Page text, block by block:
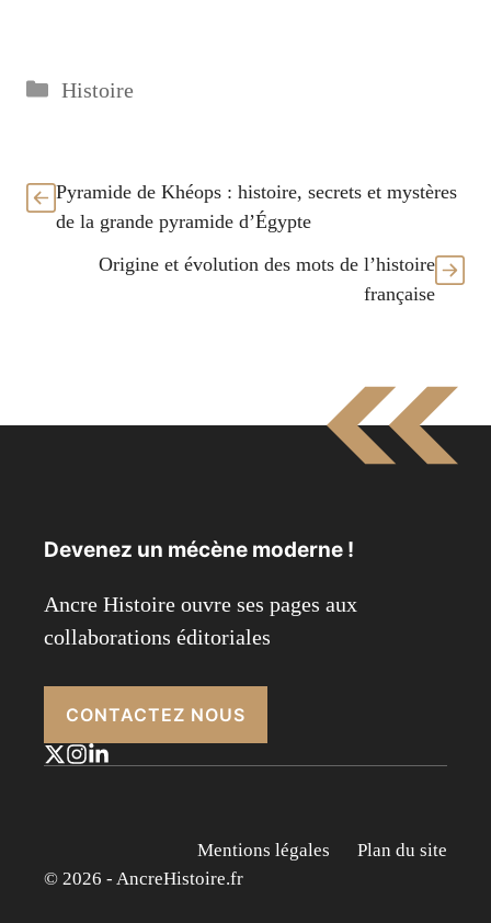
Catégories
Histoire
Pyramide de Khéops : histoire, secrets et mystères
de la grande pyramide d’Égypte
Origine et évolution des mots de l’histoire
française
Devenez un mécène moderne !
Ancre Histoire ouvre ses pages aux
collaborations éditoriales
CONTACTEZ NOUS
Mentions légales
Plan du site
© 2026 - AncreHistoire.fr